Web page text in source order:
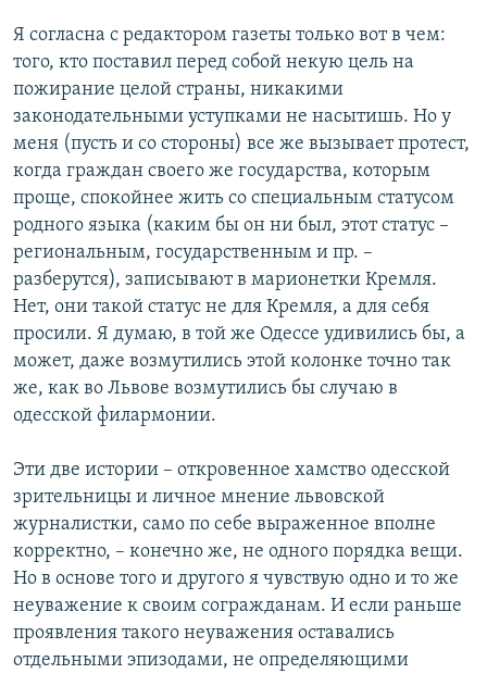
Я согласна с редактором газеты только вот в чем:
того, кто поставил перед собой некую цель на
пожирание целой страны, никакими
законодательными уступками не насытишь. Но у
меня (пусть и со стороны) все же вызывает протест,
когда граждан своего же государства, которым
проще, спокойнее жить со специальным статусом
родного языка (каким бы он ни был, этот статус –
региональным, государственным и пр. –
разберутся), записывают в марионетки Кремля.
Нет, они такой статус не для Кремля, а для себя
просили. Я думаю, в той же Одессе удивились бы, а
может, даже возмутились этой колонке точно так
же, как во Львове возмутились бы случаю в
одесской филармонии.
Эти две истории – откровенное хамство одесской
зрительницы и личное мнение львовской
журналистки, само по себе выраженное вполне
корректно, – конечно же, не одного порядка вещи.
Но в основе того и другого я чувствую одно и то же
неуважение к своим согражданам. И если раньше
проявления такого неуважения оставались
отдельными эпизодами, не определяющими